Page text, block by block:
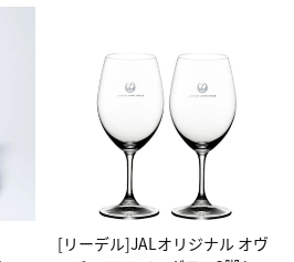
[リーデル]JALオリジナル オヴ